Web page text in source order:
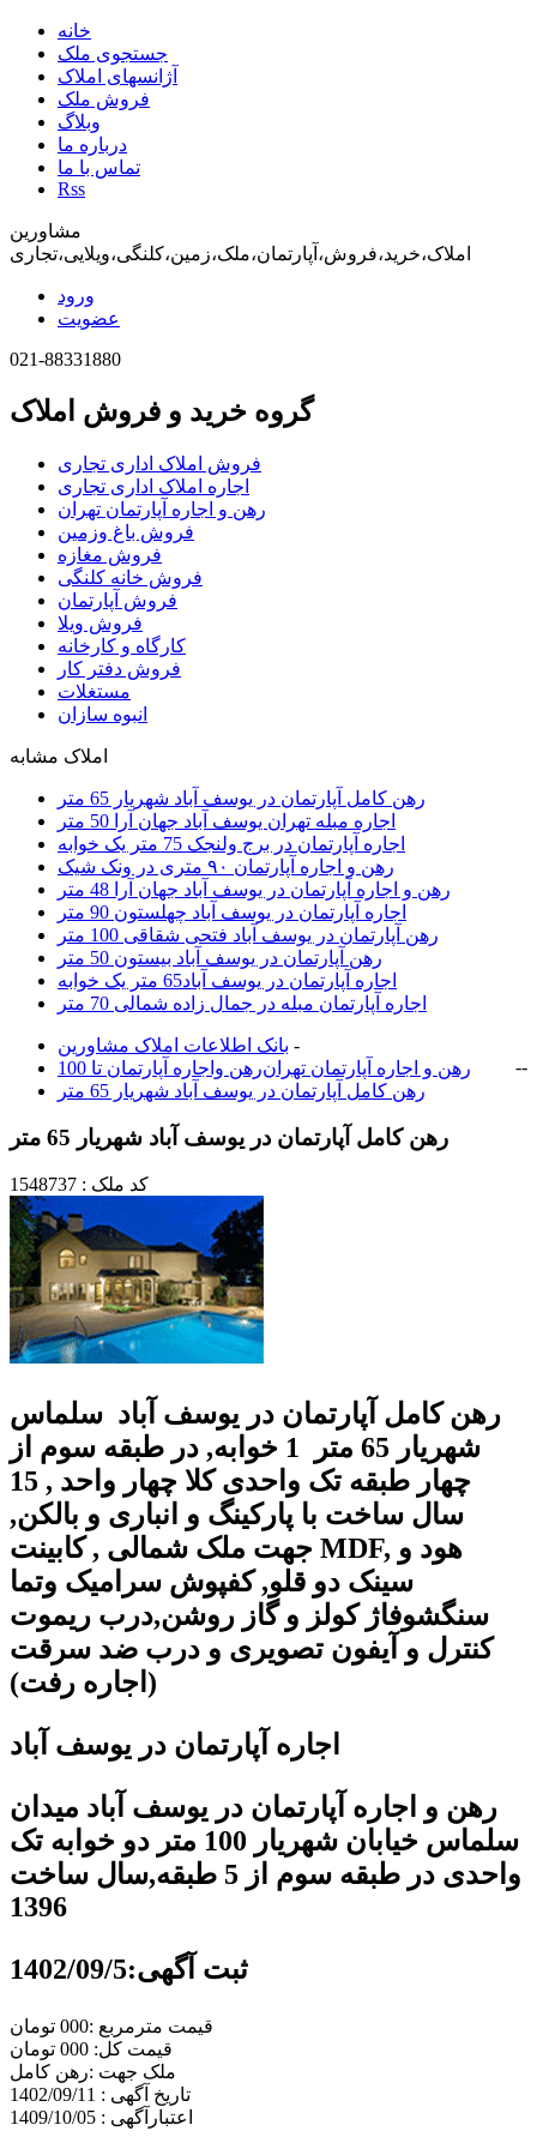
خانه
جستجوی ملک
آژانسهای املاک
فروش ملک
وبلاگ
درباره ما
تماس با ما
Rss
مشاورین
املاک،خرید،فروش،آپارتمان،ملک،زمین،کلنگی،ویلایی،تجاری
ورود
عضویت
021-88331880
گروه خرید و فروش املاک
فروش املاک اداری تجاری
اجاره املاک اداری تجاری
رهن و اجاره آپارتمان تهران
فروش باغ وزمین
فروش مغازه
فروش خانه کلنگی
فروش آپارتمان
فروش ویلا
کارگاه و کارخانه
فروش دفتر کار
مستغلات
انبوه سازان
املاک مشابه
رهن کامل آپارتمان در یوسف آباد شهریار 65 متر
اجاره مبله تهران یوسف آباد جهان آرا 50 متر
اجاره آپارتمان در برج ولنجک 75 متر یک خوابه
رهن و اجاره آپارتمان ۹۰ متری در ونک شیک
رهن و اجاره آپارتمان در یوسف آباد جهان آرا 48 متر
اجاره آپارتمان در یوسف آباد چهلستون 90 متر
رهن آپارتمان در یوسف آباد فتحی شقاقی 100 متر
رهن آپارتمان در یوسف آباد بیستون 50 متر
اجاره آپارتمان در یوسف آباد65 متر یک خوابه
اجاره آپارتمان مبله در جمال زاده شمالی 70 متر
بانک اطلاعات املاک مشاورين -
رهن و اجاره آپارتمان تهران
- رهن واجاره آپارتمان تا 100
-
رهن کامل آپارتمان در یوسف آباد شهریار 65 متر
رهن کامل آپارتمان در یوسف آباد شهریار 65 متر
کد ملک : 1548737
رهن کامل آپارتمان در یوسف آباد سلماس
شهریار 65 متر 1 خوابه, در طبقه سوم از
چهار طبقه تک واحدی کلا چهار واحد , 15
سال ساخت با پارکینگ و انباری و بالکن,
جهت ملک شمالی , کابینت MDF, هود و
سینک دو قلو, کفپوش سرامیک وتما
سنگشوفاژ کولز و گاز روشن,درب ریموت
کنترل و آیفون تصویری و درب ضد سرقت
(اجاره رفت)
اجاره آپارتمان در یوسف آباد
رهن و اجاره آپارتمان در یوسف آباد میدان
سلماس خیابان شهریار 100 متر دو خوابه تک
واحدی در طبقه سوم از 5 طبقه,سال ساخت
1396
ثبت آگهی:1402/09/5
قیمت مترمربع :000 تومان
قیمت کل: 000 تومان
ملک جهت :رهن کامل
تاریخ آگهی : 1402/09/11
اعتبارآگهی : 1409/10/05